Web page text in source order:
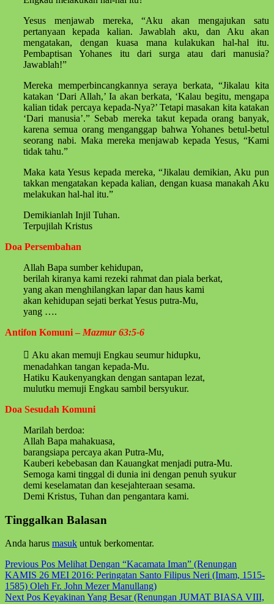
Yesus menjawab mereka, “Aku akan mengajukan satu
pertanyaan kepada kalian. Jawablah aku, dan Aku akan
mengatakan, dengan kuasa mana kulakukan hal-hal itu.
Pembaptisan Yohanes itu dari surga atau dari manusia?
Jawablah!”
Mereka memperbincangkannya seraya berkata, “Jikalau kita
katakan ‘Dari Allah,’ Ia akan berkata, ‘Kalau begitu, mengapa
kalian tidak percaya kepada-Nya?’ Tetapi masakan kita katakan
‘Dari manusia’.” Sebab mereka takut kepada orang banyak,
karena semua orang menganggap bahwa Yohanes betul-betul
seorang nabi. Maka mereka menjawab kepada Yesus, “Kami
tidak tahu.”
Maka kata Yesus kepada mereka, “Jikalau demikian, Aku pun
takkan mengatakan kepada kalian, dengan kuasa manakah Aku
melakukan hal-hal itu.”
Demikianlah Injil Tuhan.
Terpujilah Kristus
Doa Persembahan
Allah Bapa sumber kehidupan,
berilah kiranya kami rezeki rahmat dan piala berkat,
yang akan menghilangkan lapar dan haus kami
akan kehidupan sejati berkat Yesus putra-Mu,
yang ….
Antifon Komuni – Mazmur 63:5-6
 Aku akan memuji Engkau seumur hidupku,
menadahkan tangan kepada-Mu.
Hatiku Kaukenyangkan dengan santapan lezat,
mulutku memuji Engkau sambil bersyukur.
Doa Sesudah Komuni
Marilah berdoa:
Allah Bapa mahakuasa,
barangsiapa percaya akan Putra-Mu,
Kauberi kebebasan dan Kauangkat menjadi putra-Mu.
Semoga kami tinggal di dunia ini dengan penuh syukur
demi keselamatan dan kesejahteraan sesama.
Demi Kristus, Tuhan dan pengantara kami.
Skip
back
to
main
navigation
Tinggalkan Balasan
Anda harus masuk untuk berkomentar.
Post
navigation
Previous Pos Melihat Dengan “Kacamata Iman” (Renungan
KAMIS 26 MEI 2016: Peringatan Santo Filipus Neri (Imam, 1515-
1585) Oleh Fr. John Mezer Manullang)
Next Pos Keyakinan Yang Besar (Renungan JUMAT BIASA VIII,